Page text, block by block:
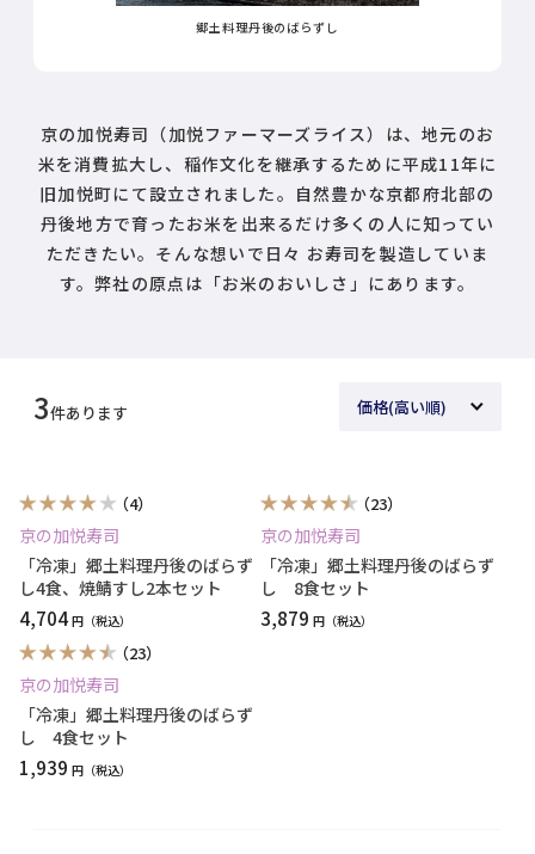
郷土料理丹後のばらずし
京の加悦寿司（加悦ファーマーズライス）は、地元のお
米を消費拡大し、稲作文化を継承するために平成11年に
旧加悦町にて設立されました。自然豊かな京都府北部の
丹後地方で育ったお米を出来るだけ多くの人に知ってい
ただきたい。そんな想いで日々 お寿司を製造していま
す。弊社の原点は「お米のおいしさ」にあります。
3件あります
（4）
京の加悦寿司
「冷凍」郷土料理丹後のばらず
し4食、焼鯖すし2本セット
4,704円
（23）
京の加悦寿司
「冷凍」郷土料理丹後のばらず
し 8食セット
3,879 円
（23）
京の加悦寿司
「冷凍」郷土料理丹後のばらず
し 4食セット
1,939 円